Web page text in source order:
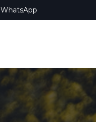
WhatsApp